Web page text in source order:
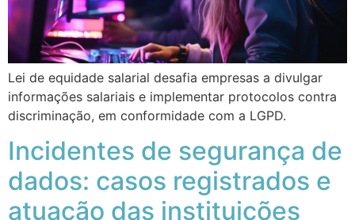
Lei de equidade salarial desafia empresas a divulgar
informações salariais e implementar protocolos contra
discriminação, em conformidade com a LGPD.
Incidentes de segurança de
dados: casos registrados e
atuação das instituições